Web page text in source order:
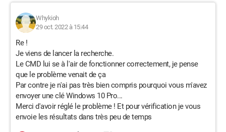
Whykioh
29 oct. 2022 à 15:44
Re !
Je viens de lancer la recherche.
Le CMD lui se à l'air de fonctionner correctement, je pense
que le problème venait de ça
Par contre je n'ai pas très bien compris pourquoi vous m'avez
envoyer une clé Windows 10 Pro...
Merci d'avoir réglé le problème ! Et pour vérification je vous
envoie les résultats dans très peu de temps